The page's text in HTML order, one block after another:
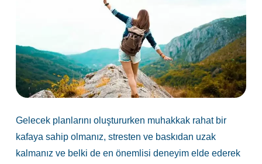
Gelecek planlarını oluştururken muhakkak rahat bir
kafaya sahip olmanız, stresten ve baskıdan uzak
kalmanız ve belki de en önemlisi deneyim elde ederek